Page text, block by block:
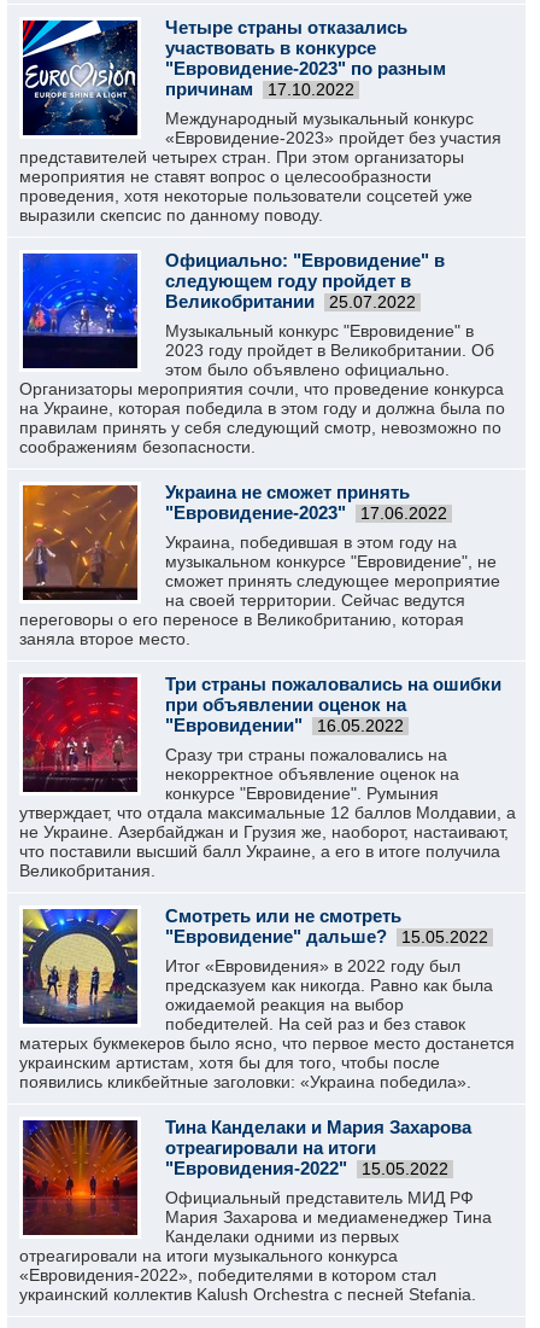
Четыре страны отказались
участвовать в конкурсе
"Евровидение-2023" по разным
причинам
17.10.2022
Международный музыкальный конкурс
«Евровидение-2023» пройдет без участия
представителей четырех стран. При этом организаторы
мероприятия не ставят вопрос о целесообразности
проведения, хотя некоторые пользователи соцсетей уже
выразили скепсис по данному поводу.
Официально: "Евровидение" в
следующем году пройдет в
Великобритании
25.07.2022
Музыкальный конкурс "Евровидение" в
2023 году пройдет в Великобритании. Об
этом было объявлено официально.
Организаторы мероприятия сочли, что проведение конкурса
на Украине, которая победила в этом году и должна была по
правилам принять у себя следующий смотр, невозможно по
соображениям безопасности.
Украина не сможет принять
"Евровидение-2023"
17.06.2022
Украина, победившая в этом году на
музыкальном конкурсе "Евровидение", не
сможет принять следующее мероприятие
на своей территории. Сейчас ведутся
переговоры о его переносе в Великобританию, которая
заняла второе место.
Три страны пожаловались на ошибки
при объявлении оценок на
"Евровидении"
16.05.2022
Сразу три страны пожаловались на
некорректное объявление оценок на
конкурсе "Евровидение". Румыния
утверждает, что отдала максимальные 12 баллов Молдавии, а
не Украине. Азербайджан и Грузия же, наоборот, настаивают,
что поставили высший балл Украине, а его в итоге получила
Великобритания.
Смотреть или не смотреть
"Евровидение" дальше?
15.05.2022
Итог «Евровидения» в 2022 году был
предсказуем как никогда. Равно как была
ожидаемой реакция на выбор
победителей. На сей раз и без ставок
матерых букмекеров было ясно, что первое место достанется
украинским артистам, хотя бы для того, чтобы после
появились кликбейтные заголовки: «Украина победила».
Тина Канделаки и Мария Захарова
отреагировали на итоги
"Евровидения-2022"
15.05.2022
Официальный представитель МИД РФ
Мария Захарова и медиаменеджер Тина
Канделаки одними из первых
отреагировали на итоги музыкального конкурса
«Евровидения-2022», победителями в котором стал
украинский коллектив Kalush Orchestra с песней Stefania.